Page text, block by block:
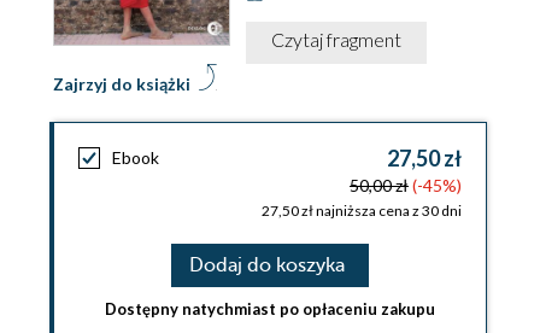
Zajrzyj do książki
Czytaj fragment
Ebook 27,50 zł
50,00 zł(-45%)
27,50 zł najniższa cena z 30 dni
Dodaj do koszyka
Dostępny natychmiast po opłaceniu zakupu